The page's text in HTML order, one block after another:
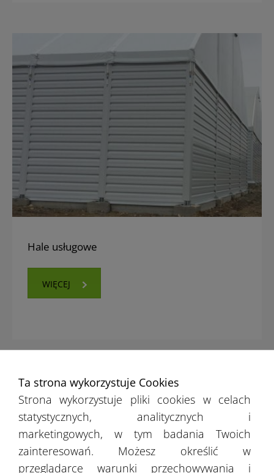
Hale usługowe
WIĘCEJ
Ta strona wykorzystuje Cookies
Strona wykorzystuje pliki cookies w celach
statystycznych, analitycznych i
marketingowych, w tym badania Twoich
zainteresowań. Możesz określić w
przeglądarce warunki przechowywania i